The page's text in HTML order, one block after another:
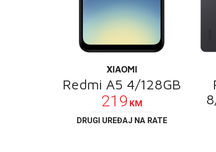
XIAOMI
Redmi A5 4/128GB
219 KM
DRUGI UREĐAJ NA RATE